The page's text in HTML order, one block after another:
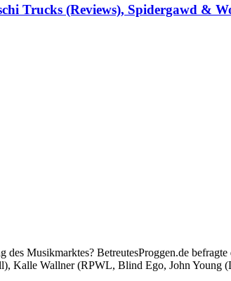
Trucks (Reviews), Spidergawd &
des Musikmarktes? BetreutesProggen.de
Kalle Wallner (RPWL, Blind Ego, John Young